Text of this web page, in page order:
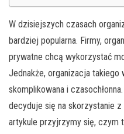
W dzisiejszych czasach
bardziej popularna. Firmy,
prywatne chcą wykorzystać
Jednakże, organizacja
skomplikowana i
decyduje się na skorzystanie
artykule przyjrzymy się, czym